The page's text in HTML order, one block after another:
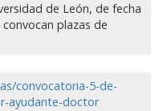
de León, de fecha
plazas de
convocatoria-5-de-
ayudante-doctor